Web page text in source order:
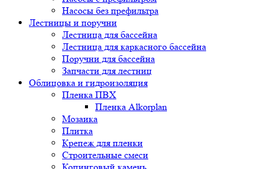
Насосы без префильтра
Лестницы и поручни
Лестница для бассейна
Лестница для каркасного бассейна
Поручни для бассейна
Запчасти для лестниц
Облицовка и гидроизоляция
Пленка ПВХ
Пленка Alkorplan
Мозаика
Плитка
Крепеж для пленки
Строительные смеси